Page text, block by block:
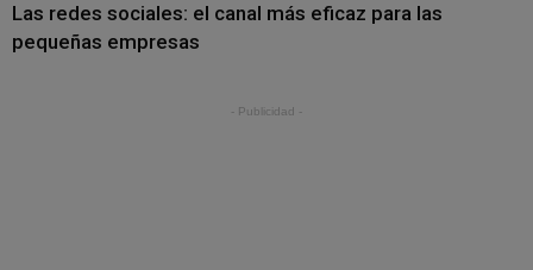
Las redes sociales: el canal más eficaz para las
pequeñas empresas
- Publicidad -